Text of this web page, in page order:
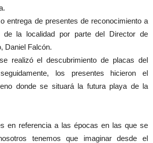
entrega de presentes de reconocimiento a
de la localidad por parte del Director de
Daniel Falcón.
realizó el descubrimiento de placas del
los presentes hicieron el
donde se situará la futura playa de la
en referencia a las épocas en las que se
tenemos que imaginar desde el